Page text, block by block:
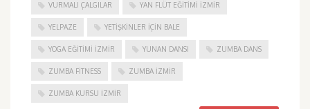
VURMALI ÇALGILAR YAN FLÜT EĞITIMI İZMIR
YELPAZE YETIŞKINLER IÇIN BALE
YOGA EĞITIMI İZMIR YUNAN DANSI ZUMBA DANS
ZUMBA FITNESS ZUMBA İZMIR
ZUMBA KURSU İZMIR